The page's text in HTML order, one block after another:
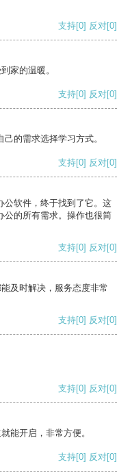
支持[0] 反对[0]
家的温暖。
支持[0] 反对[0]
的需求选择学习方式。
支持[0] 反对[0]
公软件，终于找到了它。这
公的所有需求。操作也很简
支持[0] 反对[0]
及时解决，服务态度非常
支持[0] 反对[0]
支持[0] 反对[0]
能开启，非常方便。
支持[0] 反对[0]